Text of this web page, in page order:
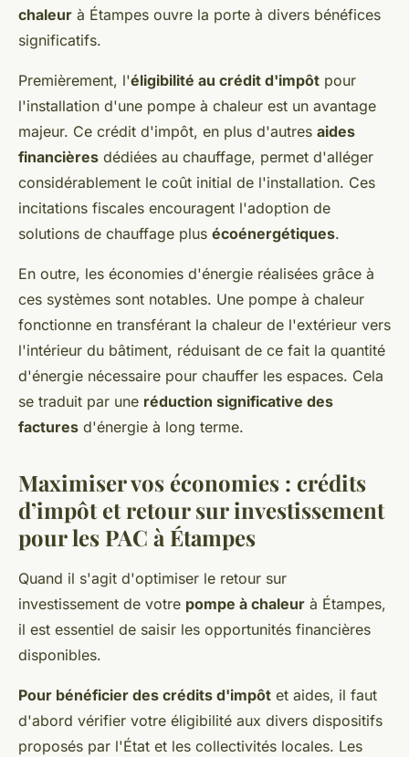
chaleur à Étampes ouvre la porte à divers bénéfices
significatifs.
Premièrement, l'éligibilité au crédit d'impôt pour
l'installation d'une pompe à chaleur est un avantage
majeur. Ce crédit d'impôt, en plus d'autres aides
financières dédiées au chauffage, permet d'alléger
considérablement le coût initial de l'installation. Ces
incitations fiscales encouragent l'adoption de
solutions de chauffage plus écoénergétiques.
En outre, les économies d'énergie réalisées grâce à
ces systèmes sont notables. Une pompe à chaleur
fonctionne en transférant la chaleur de l'extérieur vers
l'intérieur du bâtiment, réduisant de ce fait la quantité
d'énergie nécessaire pour chauffer les espaces. Cela
se traduit par une réduction significative des
factures d'énergie à long terme.
Maximiser vos économies : crédits
d’impôt et retour sur investissement
pour les PAC à Étampes
Quand il s'agit d'optimiser le retour sur
investissement de votre pompe à chaleur à Étampes,
il est essentiel de saisir les opportunités financières
disponibles.
Pour bénéficier des crédits d'impôt et aides, il faut
d'abord vérifier votre éligibilité aux divers dispositifs
proposés par l'État et les collectivités locales. Les